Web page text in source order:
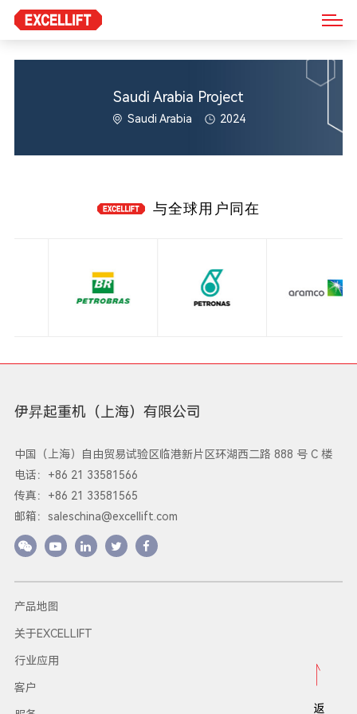
Saudi Arabia Project
Saudi Arabia 2024
与全球用户同在
伊昇起重机（上海）有限公司
中国（上海）自由贸易试验区临港新片区环湖西二路 888 号 C 楼
电话：+86 21 33581566
传真：+86 21 33581565
邮箱： saleschina@excellift.com
产品地图
关于EXCELLIFT
行业应用
客户
返